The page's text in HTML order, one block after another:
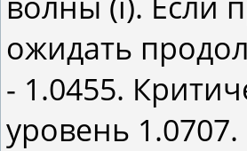
ожидать
- 1.0455.
уровень 1.0707.